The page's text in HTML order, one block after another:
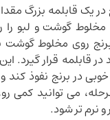
یک قابلمه بزرگ
گوشت و لبو را
روی مخلوط گوشت
در قابلمه قرار گیرد.
در برنج نفوذ کند
می توانید کمی
نرم تر شود.